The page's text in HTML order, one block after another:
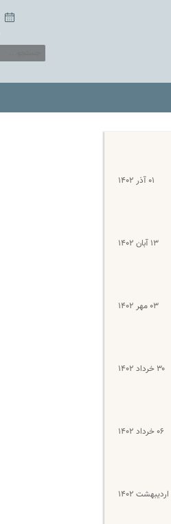
۰۱ آذر ۱۴۰۲
۱۳ آبان ۱۴۰۲
۰۳ مهر ۱۴۰۲
۳۰ خرداد ۱۴۰۲
۰۶ خرداد ۱۴۰۲